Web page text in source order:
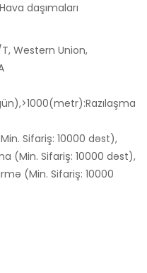
daşımaları
Western Union,
Sifariş: 10000 dəst),
(Min. Sifariş: 10000 dəst),
(Min. Sifariş: 10000